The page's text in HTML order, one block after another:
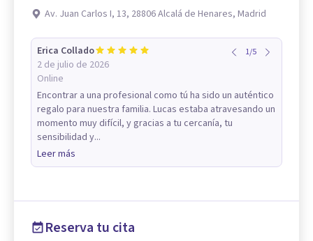
Av. Juan Carlos I, 13, 28806 Alcalá de Henares, Madrid
Erica Collado
2 de julio de 2026
Online
1/5
Encontrar a una profesional como tú ha sido un auténtico
regalo para nuestra familia. Lucas estaba atravesando un
momento muy difícil, y gracias a tu cercanía, tu
sensibilidad y...
Leer más
Reserva tu cita